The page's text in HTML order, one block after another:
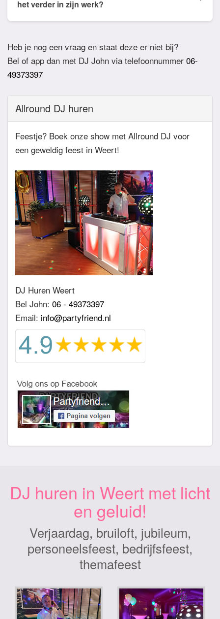
het verder in zijn werk?
zodat het feest definitief geboekt is. Wij vragen
overigens geen aanbetaling. Tegen die dat het
feest eraan komt zullen we nog even contact
hebben betreft de muziekwensen en de planning
van de avond. Daarnaast zijn wij altijd bereikbaar
zowel telefonisch, via e-mail of de app.
Heb je nog een vraag en staat deze er niet bij?
Bel of app dan met DJ John via telefoonnummer 06-
49373397
Allround DJ huren
Feestje? Boek onze show met Allround DJ voor
een geweldig feest in Weert!
DJ Huren Weert
Bel John: 06 - 49373397
Email: info@partyfriend.nl
DJ huren in Weert met licht
en geluid!
Verjaardag, bruiloft, jubileum,
personeelsfeest, bedrijfsfeest,
themafeest